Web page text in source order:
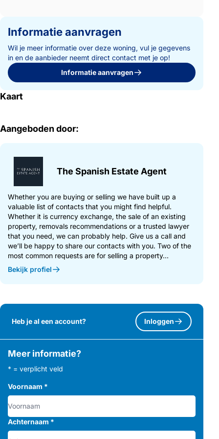
Informatie aanvragen
Wil je meer informatie over deze woning, vul je gegevens
in en de aanbieder neemt direct contact met je op!
Informatie aanvragen
Kaart
Aangeboden door:
The Spanish Estate Agent
Whether you are buying or selling we have built up a
valuable list of contacts that you might find helpful.
Whether it is currency exchange, the sale of an existing
property, removals recommendations or a trusted lawyer
that you need, we can probably help. Give us a call and
we’ll be happy to share our contacts with you. Two of the
most common requests are for selling a property...
Bekijk profiel
Heb je al een account? Inloggen
Meer informatie?
* = verplicht veld
Voornaam *
Achternaam *